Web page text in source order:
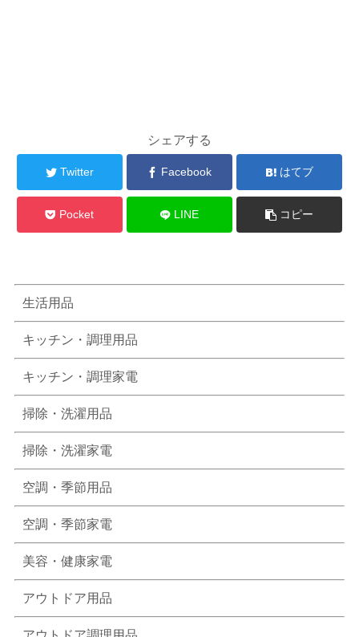
シェアする
Twitter Facebook はてブ
Pocket LINE コピー
生活用品
キッチン・調理用品
キッチン・調理家電
掃除・洗濯用品
掃除・洗濯家電
空調・季節用品
空調・季節家電
美容・健康家電
アウトドア用品